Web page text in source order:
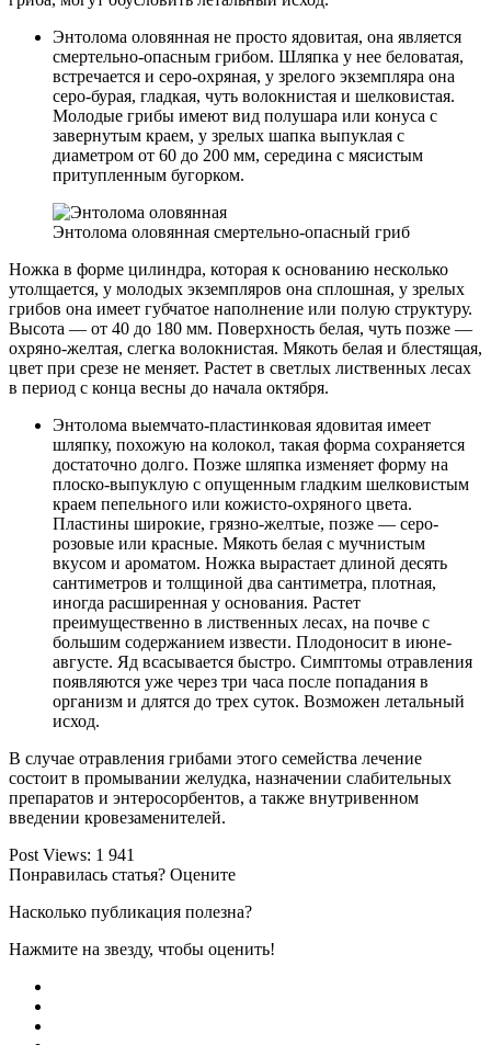
Энтолома оловянная не просто ядовитая, она является
смертельно-опасным грибом. Шляпка у нее беловатая,
встречается и серо-охряная, у зрелого экземпляра она
серо-бурая, гладкая, чуть волокнистая и шелковистая.
Молодые грибы имеют вид полушара или конуса с
завернутым краем, у зрелых шапка выпуклая с
диаметром от 60 до 200 мм, середина с мясистым
притупленным бугорком.
Энтолома оловянная смертельно-опасный гриб
Ножка в форме цилиндра, которая к основанию несколько
утолщается, у молодых экземпляров она сплошная, у зрелых
грибов она имеет губчатое наполнение или полую структуру.
Высота — от 40 до 180 мм. Поверхность белая, чуть позже —
охряно-желтая, слегка волокнистая. Мякоть белая и блестящая,
цвет при срезе не меняет. Растет в светлых лиственных лесах
в период с конца весны до начала октября.
Энтолома выемчато-пластинковая ядовитая имеет
шляпку, похожую на колокол, такая форма сохраняется
достаточно долго. Позже шляпка изменяет форму на
плоско-выпуклую с опущенным гладким шелковистым
краем пепельного или кожисто-охряного цвета.
Пластины широкие, грязно-желтые, позже — серо-
розовые или красные. Мякоть белая с мучнистым
вкусом и ароматом. Ножка вырастает длиной десять
сантиметров и толщиной два сантиметра, плотная,
иногда расширенная у основания. Растет
преимущественно в лиственных лесах, на почве с
большим содержанием извести. Плодоносит в июне-
августе. Яд всасывается быстро. Симптомы отравления
появляются уже через три часа после попадания в
организм и длятся до трех суток. Возможен летальный
исход.
В случае отравления грибами этого семейства лечение
состоит в промывании желудка, назначении слабительных
препаратов и энтеросорбентов, а также внутривенном
введении кровезаменителей.
Post Views: 1 941
Понравилась статья? Оцените
Насколько публикация полезна?
Нажмите на звезду, чтобы оценить!